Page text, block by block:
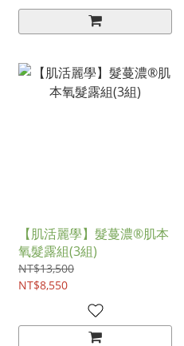
【肌活麗學】髮蔓濃®肌本
氧髮露組(3組)
NT$13,500
NT$8,550